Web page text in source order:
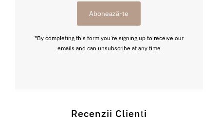
Abonează-te
*By completing this form you're signing up to receive our
emails and can unsubscribe at any time
Recenzii Clienți